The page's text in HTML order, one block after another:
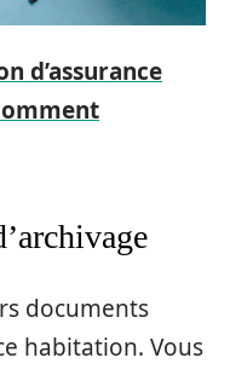
d’assurance
documents
habitation. Vous